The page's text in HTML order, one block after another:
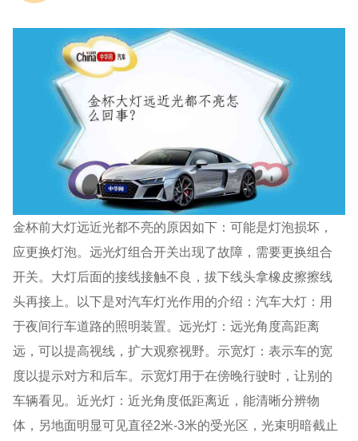
金杯前大灯远近光都不亮的原因如下：可能是灯泡损坏，
应更换灯泡。远光灯组合开关出现了故障，需要更换组合
开关。大灯后面的接线接触不良，拔下线头拿橡皮擦擦线
头再接上。以下是对汽车灯光作用的介绍：汽车大灯：用
于夜间行车道路的照明装置。远光灯：远光角度高距离
远，可以提高视线，扩大观察视野。示宽灯：表示车的宽
度以提示对方和后车。示宽灯用于在傍晚行驶时，让别的
车辆看见。近光灯：近光角度低距离近，能清晰分辨物
体，另地面明显可见直径2米-3米的受光区，光束明暗截止